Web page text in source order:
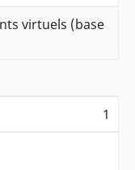
virtuels (base
1